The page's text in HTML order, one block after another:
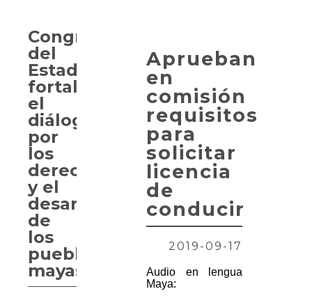
Aprueban
en
comisión
requisitos
para
solicitar
licencia
de
conducir
2019-09-17
Audio en lengua
Maya:
Congreso
del
Estado
fortalece
el
diálogo
por
los
derechos
y el
desarrollo
de
los
pueblos
mayas